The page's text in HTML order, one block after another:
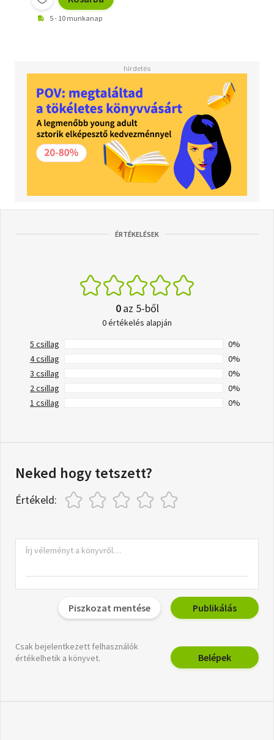
5 - 10 munkanap
ÉRTÉKELÉSEK
0az 5-ből
0 értékelés alapján
5 csillag
0%
4 csillag
0%
3 csillag
0%
2 csillag
0%
1 csillag
0%
Neked hogy tetszett?
Értékeld:
Piszkozat mentése Publikálás
Csak bejelentkezett felhasználók
értékelhetik a könyvet.
Belépek